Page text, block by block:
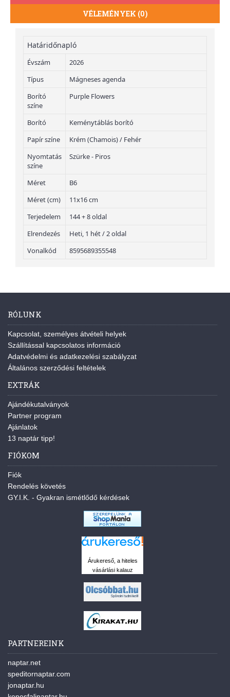
VÉLEMÉNYEK (0)
Határidőnapló
Évszám
2026
Típus
Mágneses agenda
Borító
színe
Purple Flowers
Borító
Keménytáblás borító
Papír színe
Krém (Chamois) / Fehér
Nyomtatás
színe
Szürke - Piros
Méret
B6
Méret (cm)
11x16 cm
Terjedelem
144 + 8 oldal
Elrendezés
Heti, 1 hét / 2 oldal
Vonalkód
8595689355548
RÓLUNK
Kapcsolat, személyes átvételi helyek
Szállítással kapcsolatos információ
Adatvédelmi és adatkezelési szabályzat
Általános szerződési feltételek
EXTRÁK
Ajándékutalványok
Partner program
Ajánlatok
13 naptár tipp!
FIÓKOM
Fiók
Rendelés követés
GY.I.K. - Gyakran ismétlődő kérdések
Árukereső, a hiteles
vásárlási kalauz
PARTNEREINK
naptar.net
speditornaptar.com
jonaptar.hu